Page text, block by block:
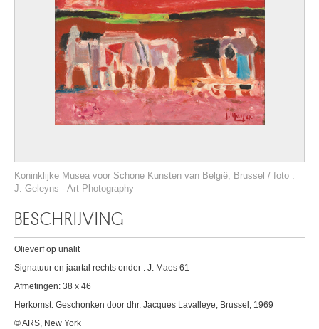
Koninklijke Musea voor Schone Kunsten van België, Brussel / foto :
J. Geleyns - Art Photography
BESCHRIJVING
Olieverf op unalit
Signatuur en jaartal rechts onder : J. Maes 61
Afmetingen: 38 x 46
Herkomst: Geschonken door dhr. Jacques Lavalleye, Brussel, 1969
© ARS, New York